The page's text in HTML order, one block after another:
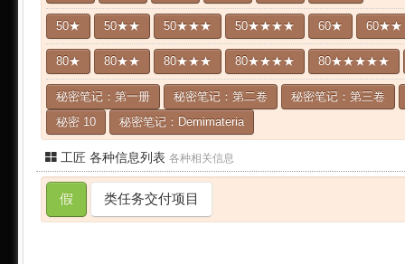
50★ 50★★ 50★★★ 50★★★★ 60★ 60★★
80★ 80★★ 80★★★ 80★★★★ 80★★★★★
秘密笔记：第一册 秘密笔记：第二卷
秘密笔记：第三卷
秘密 10
秘密笔记：Demimateria
工匠 各种信息列表 各种相关信息
假 类任务交付项目